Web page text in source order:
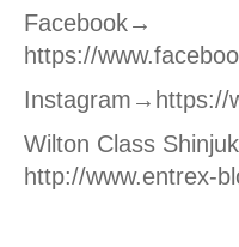
Facebook→
https://
Instagram→ https://
Wilton Class
http://www.entrex-